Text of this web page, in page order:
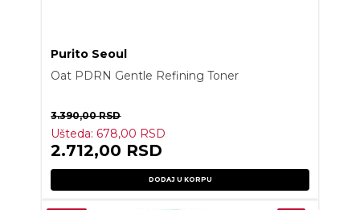
Purito Seoul
Oat PDRN Gentle Refining Toner
3.390,00RSD
Ušteda: 678,00 RSD
2.712,00 RSD
DODAJ U KORPU